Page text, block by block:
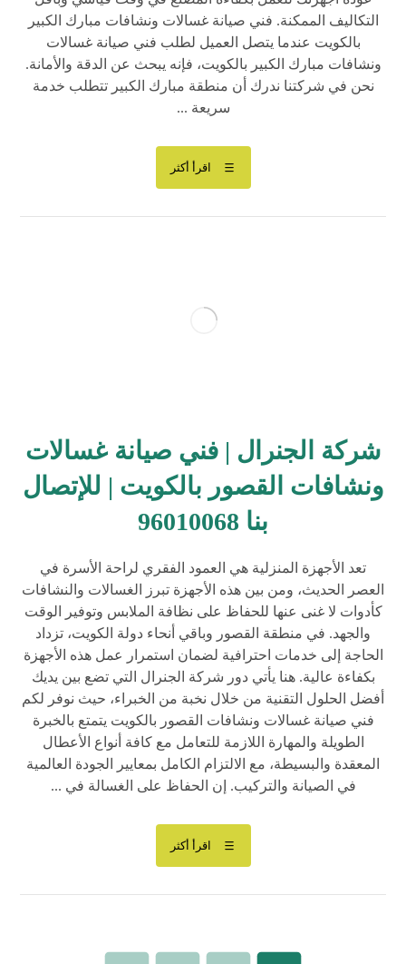
التكاليف الممكنة. فني صيانة غسالات ونشافات مبارك الكبير
بالكويت عندما يتصل العميل لطلب فني صيانة غسالات
ونشافات مبارك الكبير بالكويت، فإنه يبحث عن الدقة والأمانة.
نحن في شركتنا ندرك أن منطقة مبارك الكبير تتطلب خدمة
سريعة ...
اقرأ أكثر
شركة الجنرال | فني صيانة غسالات
ونشافات القصور بالكويت | للإتصال
بنا 96010068
تعد الأجهزة المنزلية هي العمود الفقري لراحة الأسرة في
العصر الحديث، ومن بين هذه الأجهزة تبرز الغسالات والنشافات
كأدوات لا غنى عنها للحفاظ على نظافة الملابس وتوفير الوقت
والجهد. في منطقة القصور وباقي أنحاء دولة الكويت، تزداد
الحاجة إلى خدمات احترافية لضمان استمرار عمل هذه الأجهزة
بكفاءة عالية. هنا يأتي دور شركة الجنرال التي تضع بين يديك
أفضل الحلول التقنية من خلال نخبة من الخبراء، حيث نوفر لكم
فني صيانة غسالات ونشافات القصور بالكويت يتمتع بالخبرة
الطويلة والمهارة اللازمة للتعامل مع كافة أنواع الأعطال
المعقدة والبسيطة، مع الالتزام الكامل بمعايير الجودة العالمية
في الصيانة والتركيب. إن الحفاظ على الغسالة في ...
اقرأ أكثر